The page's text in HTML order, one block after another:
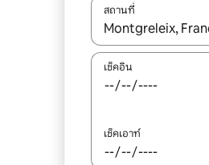
สถานที่
ใช้ลูกศรขึ้นลง หรือใ
เช็คอิน
เช็คเอาท์